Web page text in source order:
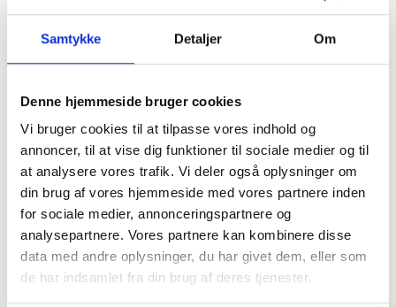
Samtykke Detaljer Om
Denne hjemmeside bruger cookies
Vi bruger cookies til at tilpasse vores indhold og
annoncer, til at vise dig funktioner til sociale medier og til
at analysere vores trafik. Vi deler også oplysninger om
din brug af vores hjemmeside med vores partnere inden
for sociale medier, annonceringspartnere og
analysepartnere. Vores partnere kan kombinere disse
data med andre oplysninger, du har givet dem, eller som
de har indsamlet fra din brug af deres tjenester.
BESKRIVELSE
Skal du bruge en ramme til denne plakat, kan du klikke på linkene
herunder og finde den du synes passer bedst til motivet:
A5 Rammer
A3 Rammer
Inspiration til børneværelset
Mangler du inspiration til børneværelset, så tjek lige vores fine
billedvægsinspirationsside udher
MERE INFORMATION